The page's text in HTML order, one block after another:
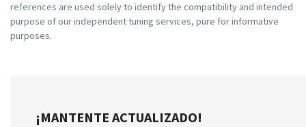
references are used solely to identify the compatibility and intended
purpose of our independent tuning services, pure for informative
purposes.
¡MANTENTE ACTUALIZADO!